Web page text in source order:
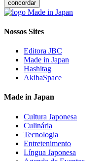
concordar
Nossos Sites
Editora JBC
Made in Japan
Hashitag
AkibaSpace
Made in Japan
Cultura Japonesa
Culinária
Tecnologia
Entretenimento
Língua Japonesa